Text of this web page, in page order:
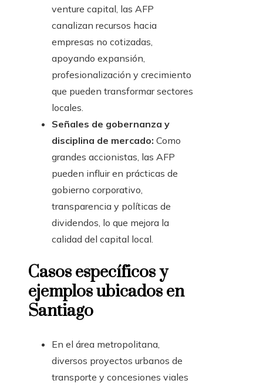
venture capital, las AFP
canalizan recursos hacia
empresas no cotizadas,
apoyando expansión,
profesionalización y crecimiento
que pueden transformar sectores
locales.
Señales de gobernanza y
disciplina de mercado: Como
grandes accionistas, las AFP
pueden influir en prácticas de
gobierno corporativo,
transparencia y políticas de
dividendos, lo que mejora la
calidad del capital local.
Casos específicos y
ejemplos ubicados en
Santiago
En el área metropolitana,
diversos proyectos urbanos de
transporte y concesiones viales